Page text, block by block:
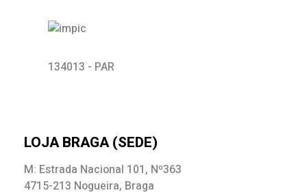
134013 - PAR
LOJA BRAGA (SEDE)
M: Estrada Nacional 101, Nº363
4715-213 Nogueira, Braga